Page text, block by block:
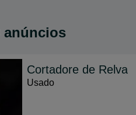
anúncios
Cortadore de Relva
Usado